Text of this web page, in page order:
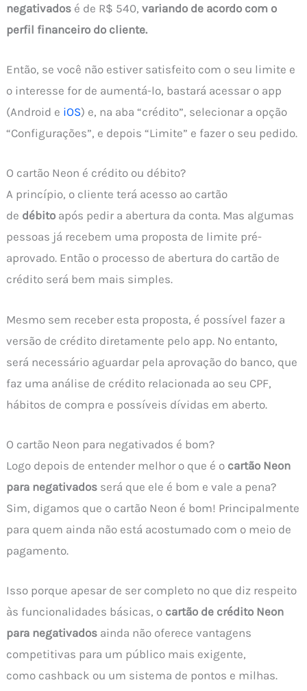
negativados é de R$ 540,variando de acordo com o
perfil financeiro do cliente.
Então, se você não estiver satisfeito com o seu limite e
o interesse for de aumentá-lo, bastará acessar o app
(Android e iOS) e, na aba “crédito”, selecionar a opção
“Configurações”, e depois “Limite” e fazer o seu pedido.
O cartão Neon é crédito ou débito?
A princípio, o cliente terá acesso ao cartão
de débito após pedir a abertura da conta. Mas algumas
pessoas já recebem uma proposta de limite pré-
aprovado. Então o processo de abertura do cartão de
crédito será bem mais simples.
Mesmo sem receber esta proposta, é possível fazer a
versão de crédito diretamente pelo app. No entanto,
será necessário aguardar pela aprovação do banco, que
faz uma análise de crédito relacionada ao seu CPF,
hábitos de compra e possíveis dívidas em aberto.
O cartão Neon para negativados é bom?
Logo depois de entender melhor o que é o cartão Neon
para negativados será que ele é bom e vale a pena?
Sim, digamos que o cartão Neon é bom! Principalmente
para quem ainda não está acostumado com o meio de
pagamento.
Isso porque apesar de ser completo no que diz respeito
às funcionalidades básicas, o cartão de crédito Neon
para negativados ainda não oferece vantagens
competitivas para um público mais exigente,
como cashback ou um sistema de pontos e milhas.